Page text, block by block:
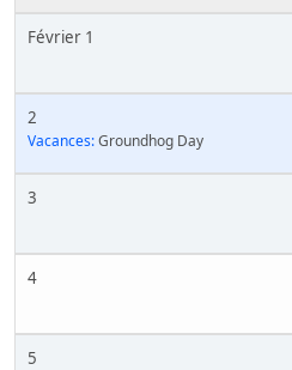
Février 1
2
Vacances:Groundhog Day
3
4
5